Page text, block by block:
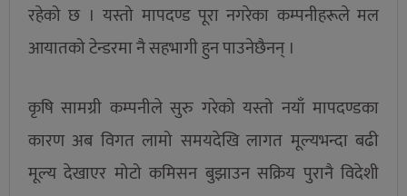
रहेको छ । यस्तो मापदण्ड पूरा नगरेका कम्पनीहरूले मल
आयातको टेन्डरमा नै सहभागी हुन पाउनेछैनन् ।
कृषि सामग्री कम्पनीले सुरु गरेको यस्तो नयाँ मापदण्डका
कारण अब विगत लामो समयदेखि लागत मूल्यभन्दा बढी
मूल्य देखाएर मोटो कमिसन बुझाउन सक्रिय पुरानै विदेशी